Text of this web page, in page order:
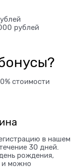
рублей
стоимости
в нашем
30 дней.
рождения,
и можно